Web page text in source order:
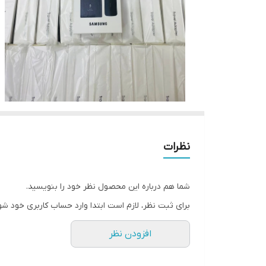
نظرات
شما هم درباره این محصول نظر خود را بنویسید.
برای ثبت نظر، لازم است ابتدا وارد حساب کاربری خود
افزودن نظر